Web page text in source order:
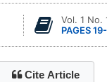
Vol. 1 No.
PAGES
Cite Article